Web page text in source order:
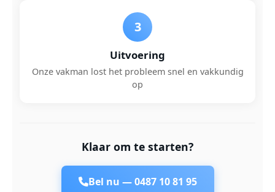
3
Uitvoering
Onze vakman lost het probleem snel en vakkundig
op
Klaar om te starten?
Bel nu —0487 10 81 95